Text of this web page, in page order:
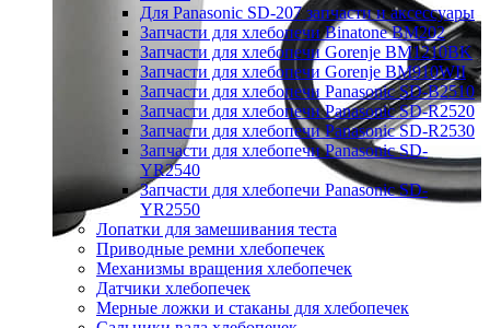
Для Panasonic SD-207 запчасти и аксессуары
Запчасти для хлебопечи Binatone BM202
Запчасти для хлебопечи Gorenje BM1210BK
Запчасти для хлебопечи Gorenje BM910WII
Запчасти для хлебопечи Panasonic SD-B2510
Запчасти для хлебопечи Panasonic SD-R2520
Запчасти для хлебопечи Panasonic SD-R2530
Запчасти для хлебопечи Panasonic SD-
YR2540
Запчасти для хлебопечи Panasonic SD-
YR2550
Лопатки для замешивания теста
Приводные ремни хлебопечек
Механизмы вращения хлебопечек
Датчики хлебопечек
Мерные ложки и стаканы для хлебопечек